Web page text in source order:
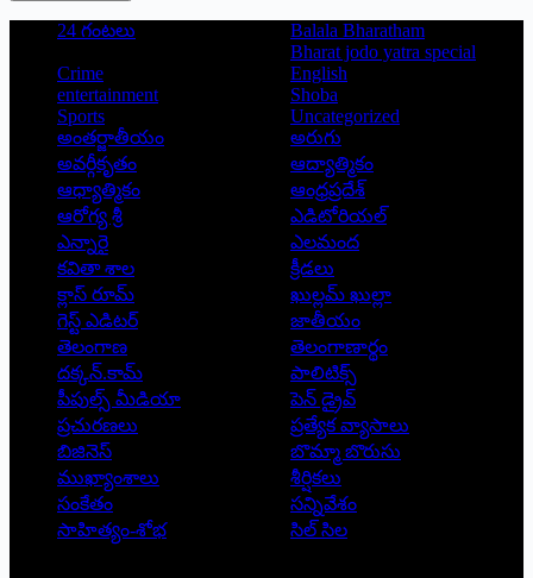
24 గంటలు
Balala Bharatham
Bharat jodo yatra special
Crime
English
entertainment
Shoba
Sports
Uncategorized
అంతర్జాతీయం
అరుగు
అవర్గీకృతం
ఆద్యాత్మికం
ఆధ్యాత్మికం
ఆంధ్రప్రదేశ్
ఆరోగ్య శ్రీ
ఎడిటోరియల్
ఎన్నారై
ఎలమంద
కవితా శాల
క్రీడలు
క్లాస్ రూమ్
ఖుల్లమ్ ఖుల్లా
గెస్ట్ ఎడిటర్
జాతీయం
తెలంగాణ
తెలంగాణార్థం
దక్కన్.కామ్
పాలిటిక్స్
పీపుల్స్ ‌మీడియా
పెన్ డ్రైవ్
ప్రచురణలు
ప్రత్యేక వ్యాసాలు
బిజినెస్
బొమ్మా బొరుసు
ముఖ్యాంశాలు
శీర్షికలు
సంకేతం
సన్నివేశం
సాహిత్యం-శోభ
సిల్ సిల